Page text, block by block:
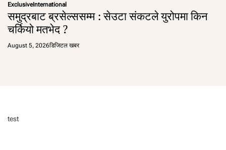
ExclusiveInternational
समुद्रबाट ब्रसेल्ससम्म : सेउटा संकटले युरोपमा किन
चर्कियो मतभेद ?
August 5, 2026डिजिटल खबर
test